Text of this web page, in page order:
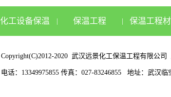
化工设备保温 保温工程 保温工程
Copyright(C)2012-2020 武汉远景化工保温工程有限公
电话：13349975855 传真：027-83246855 地址：武汉